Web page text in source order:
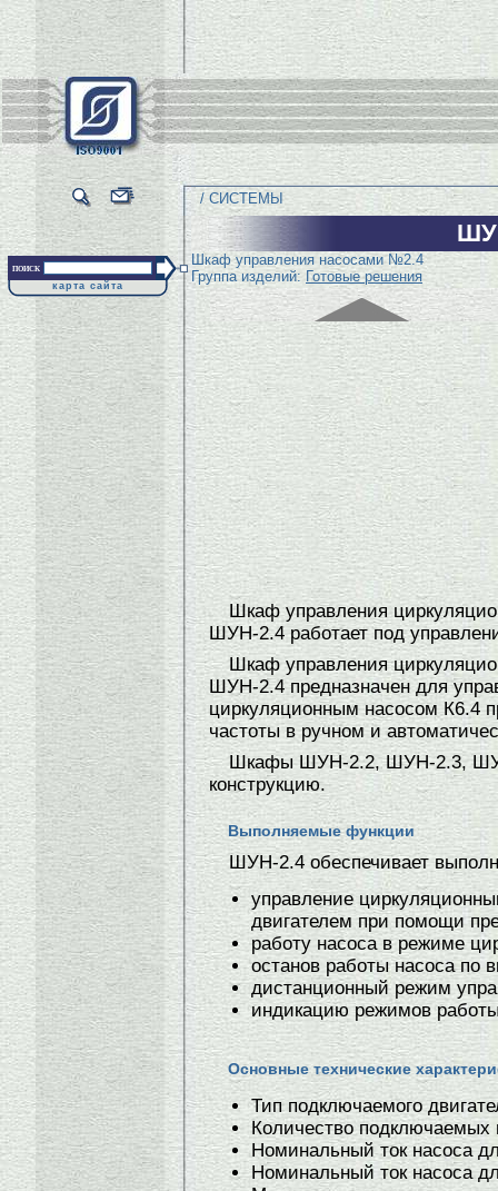
/ СИСТЕМЫ
поиск
карта сайта
Шкаф управления насосами №2.4
Группа изделий: Готовые решения
Шкаф управления
ШУН-2.4 работает под
Шкаф управления
ШУН-2.4 предназначен для
циркуляционным насосом К6.4
частоты в ручном и
Шкафы ШУН-2.2, ШУН-2.3,
конструкцию.
Выполняемые функции
ШУН-2.4 обеспечивает
управление
двигателем при помощи
работу насоса в режиме
останов работы насоса по
дистанционный режим
индикацию режимов
Основные технические
Тип подключаемого
Количество подключаемых
Номинальный ток насоса
Номинальный ток насоса